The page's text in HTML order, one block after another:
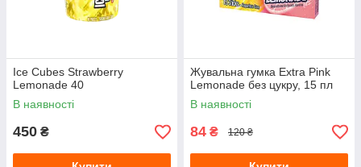
Ice Cubes Strawberry
Lemonade 40
В наявності
450 ₴
Жувальна гумка Extra Pink
Lemonade без цукру, 15 пл
В наявності
84 ₴ 120 ₴